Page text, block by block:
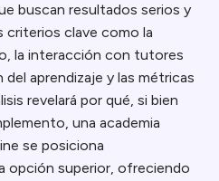
buscan resultados serios y
criterios clave como la
la interacción con tutores
aprendizaje y las métricas
revelará por qué, si bien
una academia
se posiciona
opción superior, ofreciendo